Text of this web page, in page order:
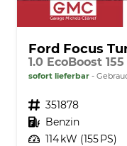
Ford Focus
sofort lieferbar
Fahrzeugnr. 351878
Kraftstoff Benzin
Leistung 114 kW (155 PS)